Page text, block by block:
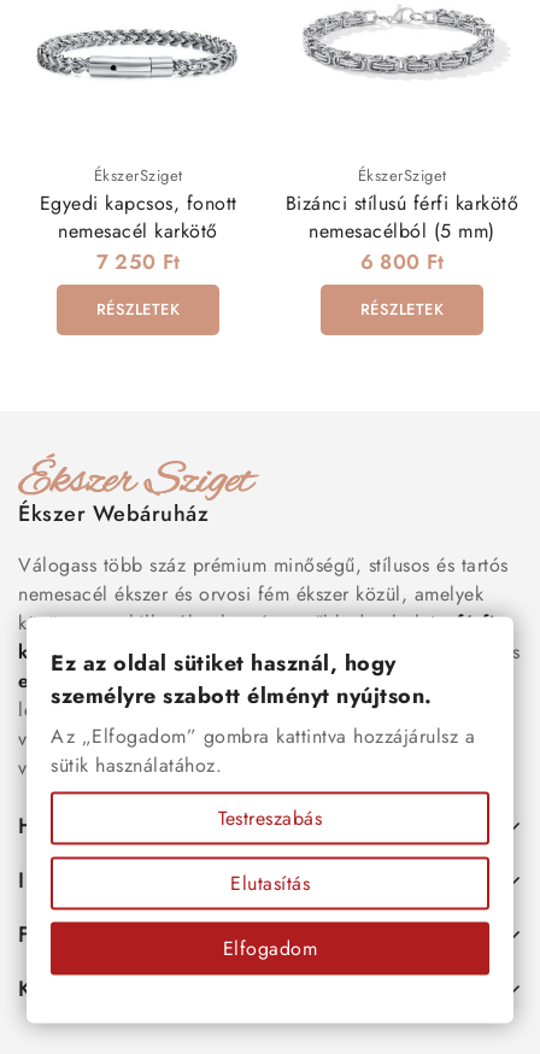
ÉkszerSziget
Egyedi kapcsos, fonott
nemesacél karkötő
7 250 Ft
RÉSZLETEK
ÉkszerSziget
Bizánci stílusú férfi karkötő
nemesacélból (5 mm)
6 800 Ft
RÉSZLETEK
Ékszer Webáruház
Válogass több száz prémium minőségű, stílusos és tartós
nemesacél ékszer és orvosi fém ékszer közül, amelyek
között megtalálhatók a legnépszerűbb darabok is:férfi
karkötők
, női nyakláncok , karikagyűrűk
és
esküvői kiegészítőkegyaránt. Webáruházunkban a
legújabb trendeket követő, mégis időtálló ékszerek közül
választhatsz – legyen szó ajándékról, mindennapi
viseletről vagy különleges alkalmakról.
Hasznos
Információk
Fiókod
Kapcsolat
Ez az oldal sütiket használ, hogy
személyre szabott élményt nyújtson.
Az „Elfogadom” gombra kattintva hozzájárulsz a
sütik használatához.
Testreszabás
Elutasítás
Elfogadom